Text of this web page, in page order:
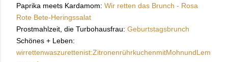
Paprika meets Kardamom: Wir retten das Brunch - Rosa
Rote Bete-Heringssalat
Prostmahlzeit, die Turbohausfrau: Geburtstagsbrunch
Schönes + Leben:
wirrettenwaszurettenist:ZitronenrührkuchenmitMohnundLem